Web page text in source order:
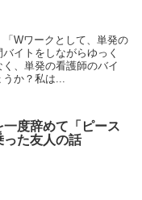
「Wワークとして、単発の
イトをしながらゆっく
、単発の看護師のバイ
か？私は...
度辞めて「ピース
った友人の話